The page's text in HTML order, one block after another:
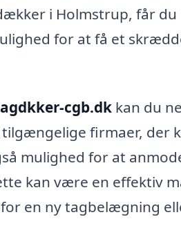
i Holmstrup, får du
for at få et
cgb.dk kan du
firmaer, der
mulighed for at
kan være en effektiv
en ny tagbelægning